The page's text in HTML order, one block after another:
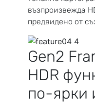
възпроизвежда
предвидено от
Gen2
HDR
по-ярки